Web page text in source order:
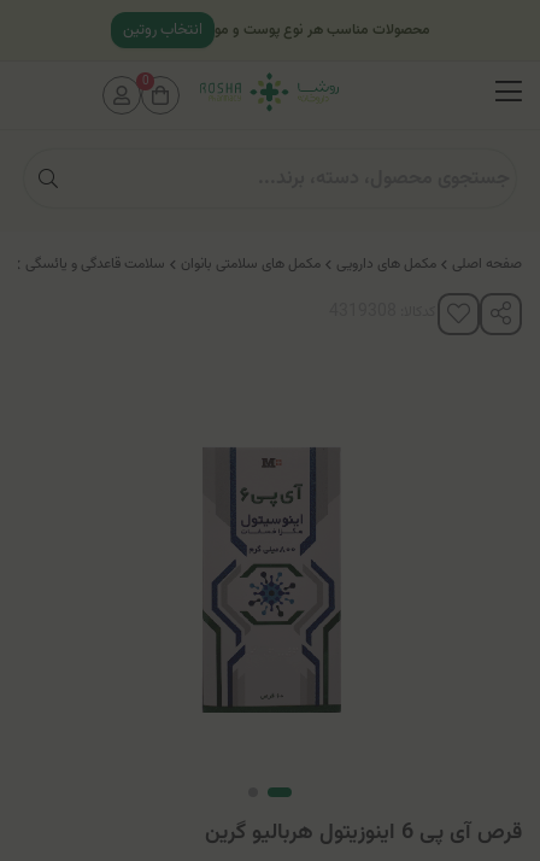
صفحه اصلی مکمل های دارویی مکمل های سلامتی بانوان سلامت قاعدگی و یائسگی
قرص آی پی 6 اینوزیتول هربالیو گرین
محصولات مناسب هر نوع پوست و مو انتخاب روتین
0